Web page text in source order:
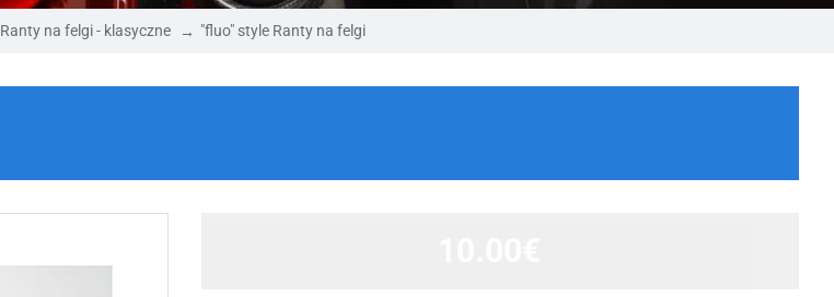
Ranty na felgi - klasyczne "fluo" style Ranty na felgi